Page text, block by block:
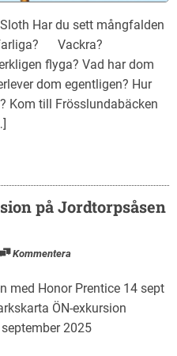
Har du sett mångfalden
farliga? Vackra?
flyga? Vad har dom
dom egentligen? Hur
Kom till Frösslundabäcken
på Jordtorpsåsen
Kommentera
med Honor Prentice 14 sept
ÖN-exkursion
2025